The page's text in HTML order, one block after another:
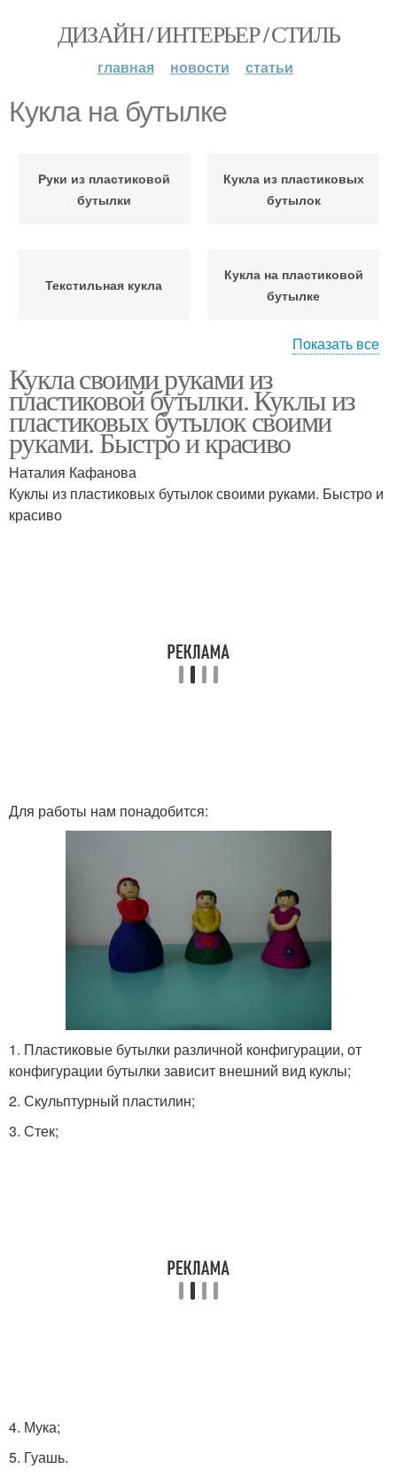
ДИЗАЙН / ИНТЕРЬЕР / СТИЛЬ
главная новости статьи
Кукла на бутылке
Руки из пластиковой
бутылки
Кукла из пластиковых
бутылок
Текстильная кукла
Кукла на пластиковой
бутылке
Чулочная кукла
бутылок
Кукла из бутылки
Кукла из пластиковой
Показать все
Кукла своими руками из
пластиковой бутылки. Куклы из
пластиковых бутылок своими
руками. Быстро и красиво
Наталия Кафанова
Куклы из пластиковых бутылок своими руками. Быстро и
красиво
Для работы нам понадобится:
1. Пластиковые бутылки различной конфигурации, от
конфигурации бутылки зависит внешний вид куклы;
2. Скульптурный пластилин;
3. Стек;
4. Мука;
5. Гуашь.